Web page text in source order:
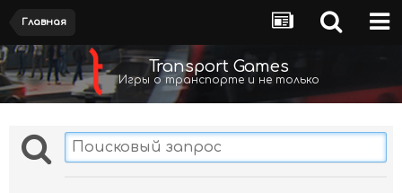
Главная
Transport Games
Игры о транспорте и не только